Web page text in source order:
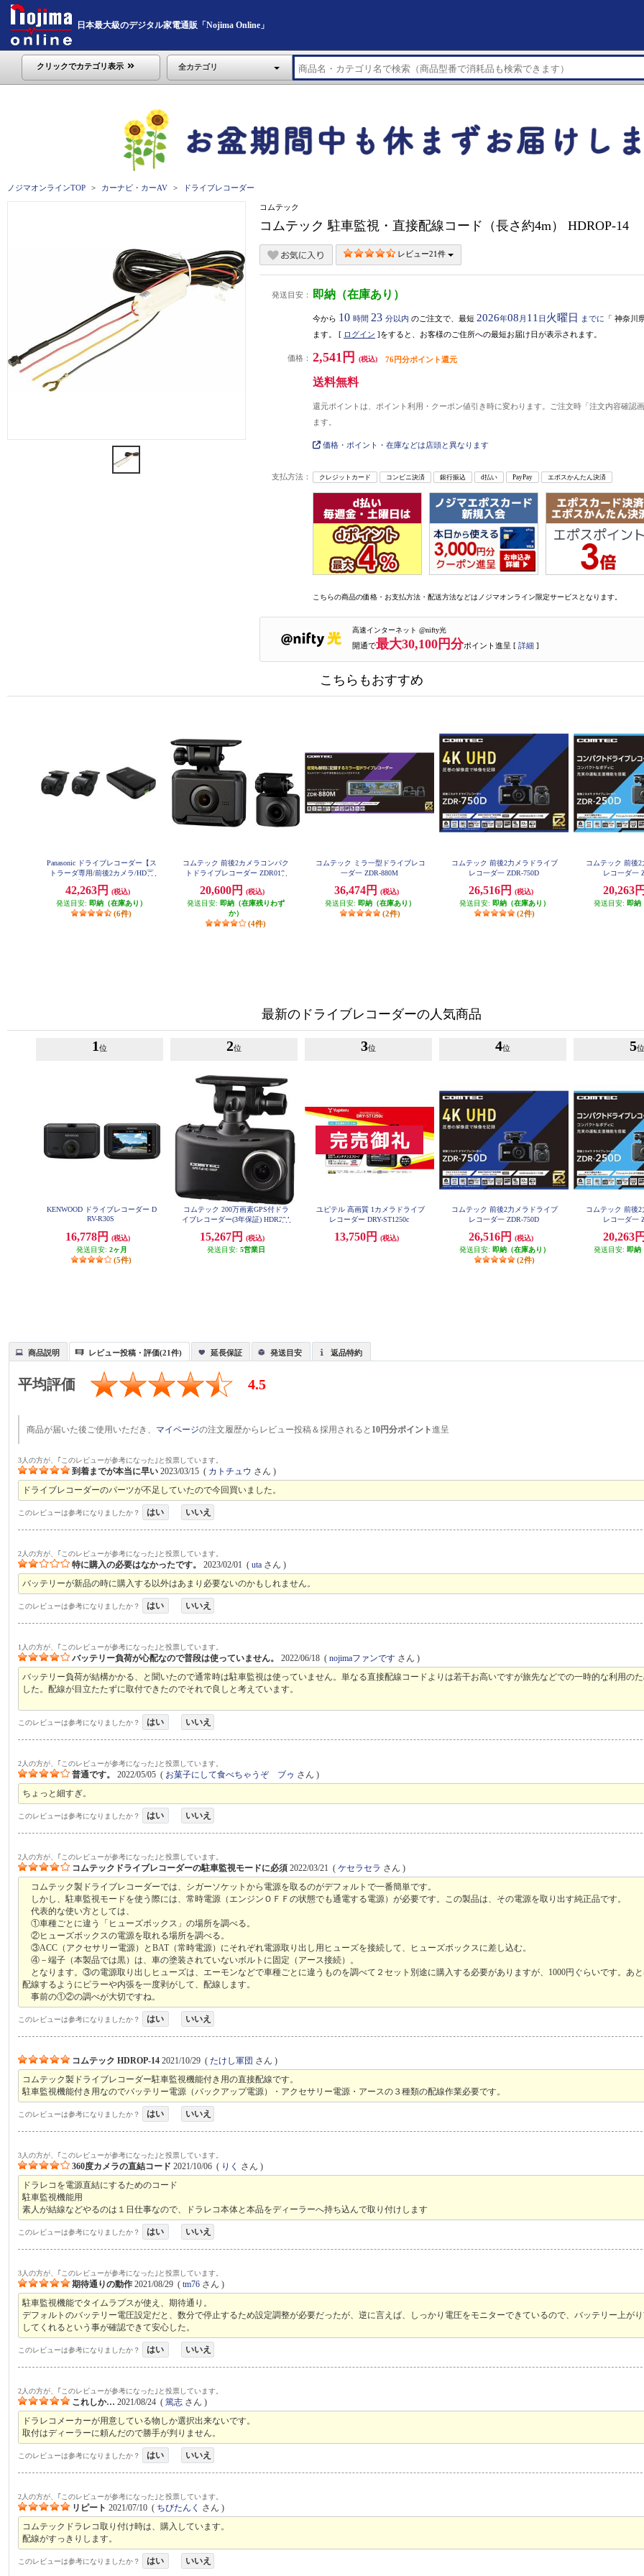
日本最大級のデジタル家電通販「Nojima Online」
クリックでカテゴリ表示 全カテゴリ
ノジマオンラインTOP カーナビ・カーAV ドライブレコーダー
コムテック
コムテック 駐車監視・直接配線コード（長さ約4m） HDROP-14
レビュー21件
発送目安： 即納（在庫あり）
今から 10 時間 23 分以内 のご注文で、最短 2026年08 月 11 日 火曜日 までに 「 神奈川
ます。 [ ログイン ]をすると、お客様のご住所への最短お届け日が表示されます。
価格： 2,541円 (税込) 76円分ポイント還元
送料無料
還元ポイントは、ポイント利用・クーポン値引き時に変わります。ご注文時「注文内容確認
ます。
価格・ポイント・在庫などは店頭と異なります
支払方法： クレジットカード コンビニ決済 銀行振込 d払い PayPay エポスかんたん決済
こちらの商品の価格・お支払方法・配送方法などはノジマオンライン限定サービスとなります。
高速インターネット @nifty光
開通で最大30,100円分ポイント進呈 [ 詳細 ]
こちらもおすすめ
Panasonic ドライブレコーダー【ス
トラーダ専用/前後2カメラ/HD画
42,263円
(税込)
発送目安: 即納（在庫あり）
(6件)
コムテック 前後2カメラコンパク
トドライブレコーダー ZDR018
20,600円
(税込)
発送目安: 即納（在庫残りわず
か）
(4件)
コムテック ミラ一型ドライブレコ
一ダ一 ZDR-880M
36,474円
(税込)
発送目安: 即納（在庫あり）
(2件)
コムテック 前後2力メラドライブ
レコ一ダ一 ZDR-750D
26,516円
(税込)
発送目安: 即納（在庫あり）
(2件)
コムテック 前後
レコ一ダ一
20,263円
発送目安: 即納
最新のドライブレコーダーの人気商品
1 位
KENWOOD ドライブレコーダー D
RV-R30S
16,778円
(税込)
発送目安: 2ヶ月
(5件)
2位
コムテック 200万画素GPS付ドラ
イブレコーダー(3年保証) HDR204
15,267円
(税込)
発送目安: 5営業日
3位
ユピテル 高画質 1カメラドライブ
レコーダー DRY-ST1250c
13,750円 (税込)
4位
コムテック 前後2力メラドライブ
レコ一ダ一 ZDR-750D
26,516円
(税込)
発送目安: 即納（在庫あり）
(2件)
5位
コムテック 前後
レコ一ダ一
20,263円
発送目安: 即納
商品説明 レビュー投稿・評価(21件) 延長保証 発送目安 返品特約
平均評価 4.5
商品が届いた後ご使用いただき、 マイページの注文履歴からレビュー投稿＆採用されると 10円分ポイント進呈
3人の方が、｢このレビューが参考になった｣と投票しています。
到着までが本当に早い 2023/03/15 ( カトチュウ さん )
ドライブレコーダーのパーツが不足していたので今回買いました。
このレビューは参考になりましたか？ はい いいえ
2人の方が、｢このレビューが参考になった｣と投票しています。
特に購入の必要はなかったです。 2023/02/01 (uta さん )
バッテリーが新品の時に購入する以外はあまり必要ないのかもしれません。
このレビューは参考になりましたか？ はい いいえ
1人の方が、｢このレビューが参考になった｣と投票しています。
バッテリー負荷が心配なので普段は使っていません。 2022/06/18 (nojimaファンです さん )
バッテリー負荷が結構かかる、と聞いたので通常時は駐車監視は使っていません。単なる直接配線コードよりは若干お高いですが旅先などでの一時的な利用の
した。配線が目立たたずに取付できたのでそれで良しと考えています。
このレビューは参考になりましたか？ はい いいえ
2人の方が、｢このレビューが参考になった｣と投票しています。
普通です。 2022/05/05 ( お菓子にして食べちゃうぞ ブゥ さん )
ちょっと細すぎ。
このレビューは参考になりましたか？ はい いいえ
2人の方が、｢このレビューが参考になった｣と投票しています。
コムテックドライブレコーダーの駐車監視モードに必須 2022/03/21 (ケセラセラ さん )
コムテック製ドライブレコーダーでは、シガーソケットから電源を取るのがデフォルトで一番簡単です。
しかし、駐車監視モードを使う際には、常時電源（エンジンＯＦＦの状態でも通電する電源）が必要です。この製品は、その電源を取り出す純正品です。
代表的な使い方としては、
①車種ごとに違う「ヒューズボックス」の場所を調べる。
②ヒューズボックスの電源を取れる場所を調べる。
③ACC（アクセサリー電源）とBAT（常時電源）にそれぞれ電源取り出し用ヒューズを接続して、ヒューズボックスに差し込む。
④－端子（本製品では黒）は、車の塗装されていないボルトに固定（アース接続）。
となります。③の電源取り出しヒューズは、エーモンなどで車種ごとに違うものを調べて２セット別途に購入する必要がありますが、1000円ぐらいです。あと
配線するようにピラーや内張を一度剥がして、配線します。
事前の①②の調べが大切ですね。
このレビューは参考になりましたか？ はい いいえ
コムテック HDROP-14 2021/10/29 (たけし軍団 さん )
コムテック製ドライブレコーダー駐車監視機能付き用の直接配線です。
駐車監視機能付き用なのでバッテリー電源（バックアップ電源）・アクセサリー電源・アースの３種類の配線作業必要です。
このレビューは参考になりましたか？ はい いいえ
3人の方が、｢このレビューが参考になった｣と投票しています。
360度カメラの直結コード 2021/10/06 ( りく さん )
ドラレコを電源直結にするためのコード
駐車監視機能用
素人が結線などやるのは１日仕事なので、ドラレコ本体と本品をディーラーへ持ち込んで取り付けします
このレビューは参考になりましたか？ はい いいえ
3人の方が、｢このレビューが参考になった｣と投票しています。
期待通りの動作 2021/08/29 (tm76 さん )
駐車監視機能でタイムラプスが使え、期待通り。
デフォルトのバッテリー電圧設定だと、数分で停止するため設定調整が必要だったが、逆に言えば、しっかり電圧をモニターできているので、バッテリー上が
してくれるという事が確認できて安心した。
このレビューは参考になりましたか？ はい いいえ
2人の方が、｢このレビューが参考になった｣と投票しています。
これしか… 2021/08/24 (篤志 さん )
ドラレコメーカーが用意している物しか選択出来ないです。
取付はディーラーに頼んだので勝手が判りません。
このレビューは参考になりましたか？ はい いいえ
2人の方が、｢このレビューが参考になった｣と投票しています。
リピート 2021/07/10 ( ちびたんく さん )
コムテックドラレコ取り付け時は、購入しています。
配線がすっきりします。
このレビューは参考になりましたか？ はい いいえ